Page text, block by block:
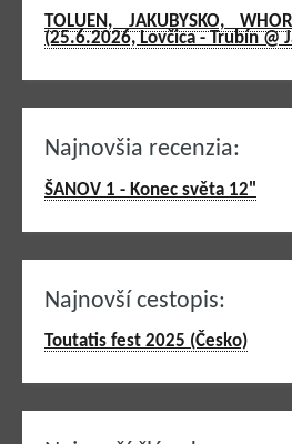
TOLUEN, JAKUBYSKO,
(25.6.2026, Lovčica - Trubín @
Najnovšia recenzia:
ŠANOV 1 - Konec světa 12"
Najnovší cestopis:
Toutatis fest 2025 (Česko)